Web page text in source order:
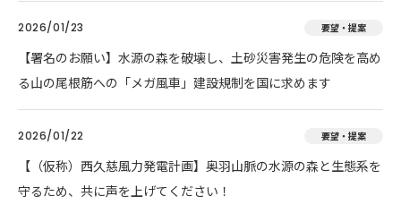
2026/01/23 要望・提案
【署名のお願い】水源の森を破壊し、土砂災害発生の危険を高め
る山の尾根筋への「メガ風車」建設規制を国に求めます
2026/01/22 要望・提案
【（仮称）西久慈風力発電計画】奥羽山脈の水源の森と生態系を
守るため、共に声を上げてください！